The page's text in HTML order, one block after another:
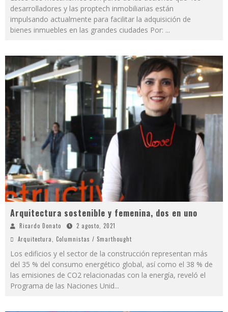
desarrolladores y las proptech inmobiliarias están
impulsando actualmente para facilitar la adquisición de
bienes inmuebles en las grandes ciudades Por: ...
Arquitectura sostenible y femenina, dos en uno
Ricardo Donato
2 agosto, 2021
Arquitectura
Columnistas / Smarthought
Los edificios y el sector de la construcción representan más
del 35 % del consumo energético global, así como el 38 % de
las emisiones de CO2 relacionadas con la energía, reveló el
Programa de las Naciones Unid...